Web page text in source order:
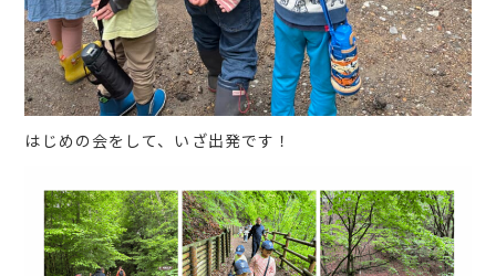
はじめの会をして、いざ出発です！